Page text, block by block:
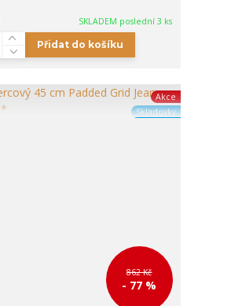
SKLADEM poslední 3 ks
Přidat do košíku
Akce
Skladovky
862 Kč
- 77 %